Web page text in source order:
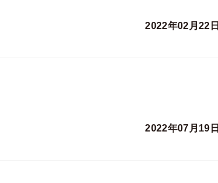
2022年02月22日
2022年07月19日